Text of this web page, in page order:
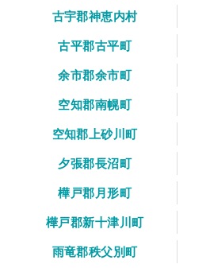
古宇郡神恵内村
古平郡古平町
余市郡余市町
空知郡南幌町
空知郡上砂川町
夕張郡長沼町
樺戸郡月形町
樺戸郡新十津川町
雨竜郡秩父別町